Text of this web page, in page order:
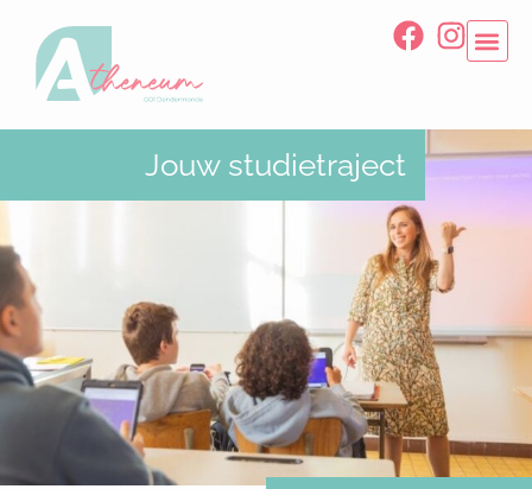
Jouw studietraject